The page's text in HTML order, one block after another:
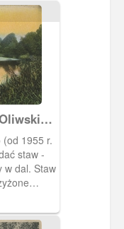
to
pagórki,
W
ogród
alej z
oraz
1955 r.
staw -
w dal. Staw